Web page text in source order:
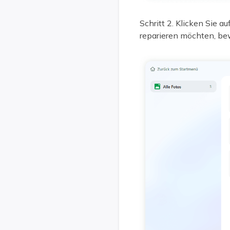
Schritt 2. Klicken Sie
reparieren möchten,